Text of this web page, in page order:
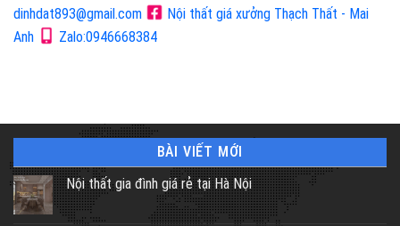
dinhdat893@gmail.com
Nội thất giá xưởng Thạch Thất - Mai
Anh
Zalo:0946668384
BÀI VIẾT MỚI
Nội thất gia đình giá rẻ tại Hà Nội